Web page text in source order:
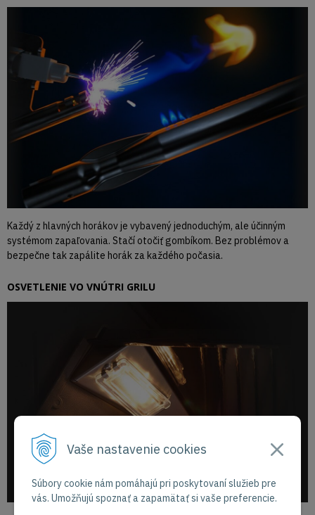
Vaše nastavenie cookies
Súbory cookie nám pomáhajú pri poskytovaní služieb pre
vás. Umožňujú spoznať a zapamätať si vaše preferencie.
Každý z hlavných horákov je vybavený jednoduchým, ale účinným
systémom zapaľovania. Stačí otočiť gombíkom. Bez problémov a
bezpečne tak zapálite horák za každého počasia.
OSVETLENIE VO VNÚTRI GRILU